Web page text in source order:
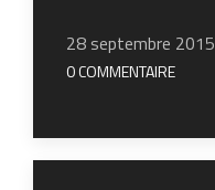
28 septembre 2015
0 COMMENTAIRE